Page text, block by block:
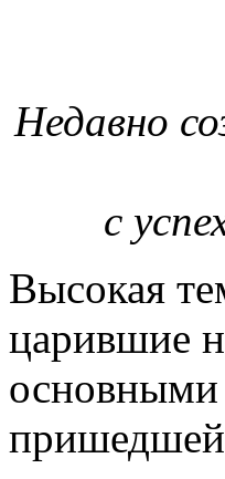
Недавно
с
Высокая
царившие
основными